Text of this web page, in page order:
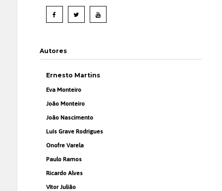
Autores
Ernesto Martins
Eva Monteiro
João Monteiro
João Nascimento
Luís Grave Rodrigues
Onofre Varela
Paulo Ramos
Ricardo Alves
Vítor Julião